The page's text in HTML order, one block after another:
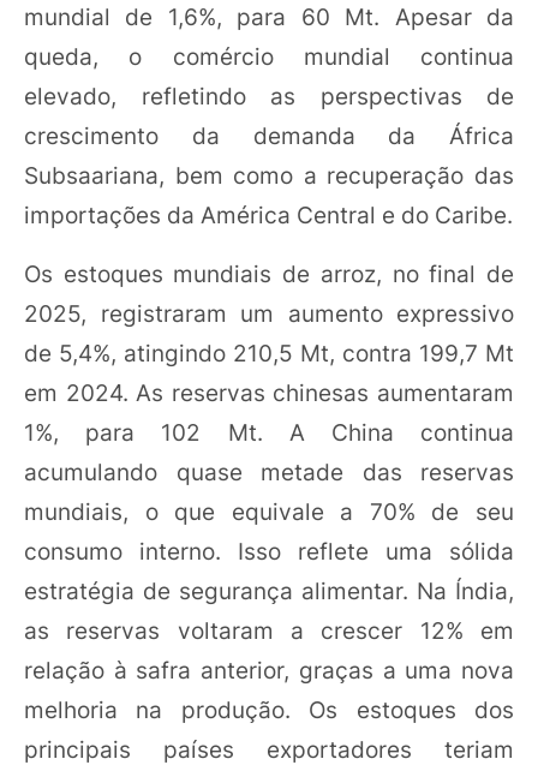
mundial de 1,6%, para 60 Mt. Apesar da
queda, o comércio mundial continua
elevado, refletindo as perspectivas de
crescimento da demanda da África
Subsaariana, bem como a recuperação das
importações da América Central e do Caribe.
Os estoques mundiais de arroz, no final de
2025, registraram um aumento expressivo
de 5,4%, atingindo 210,5 Mt, contra 199,7 Mt
em 2024. As reservas chinesas aumentaram
1%, para 102 Mt. A China continua
acumulando quase metade das reservas
mundiais, o que equivale a 70% de seu
consumo interno. Isso reflete uma sólida
estratégia de segurança alimentar. Na Índia,
as reservas voltaram a crescer 12% em
relação à safra anterior, graças a uma nova
melhoria na produção. Os estoques dos
principais países exportadores teriam